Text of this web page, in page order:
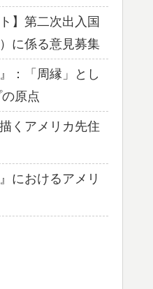
】第二次出入国
に係る意見募集
：「周縁」とし
原点
くアメリカ先住
におけるアメリ